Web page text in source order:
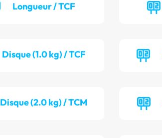
Longueur / TCF
Disque (1.0 kg) / TCF
Disque (2.0 kg) / TCM